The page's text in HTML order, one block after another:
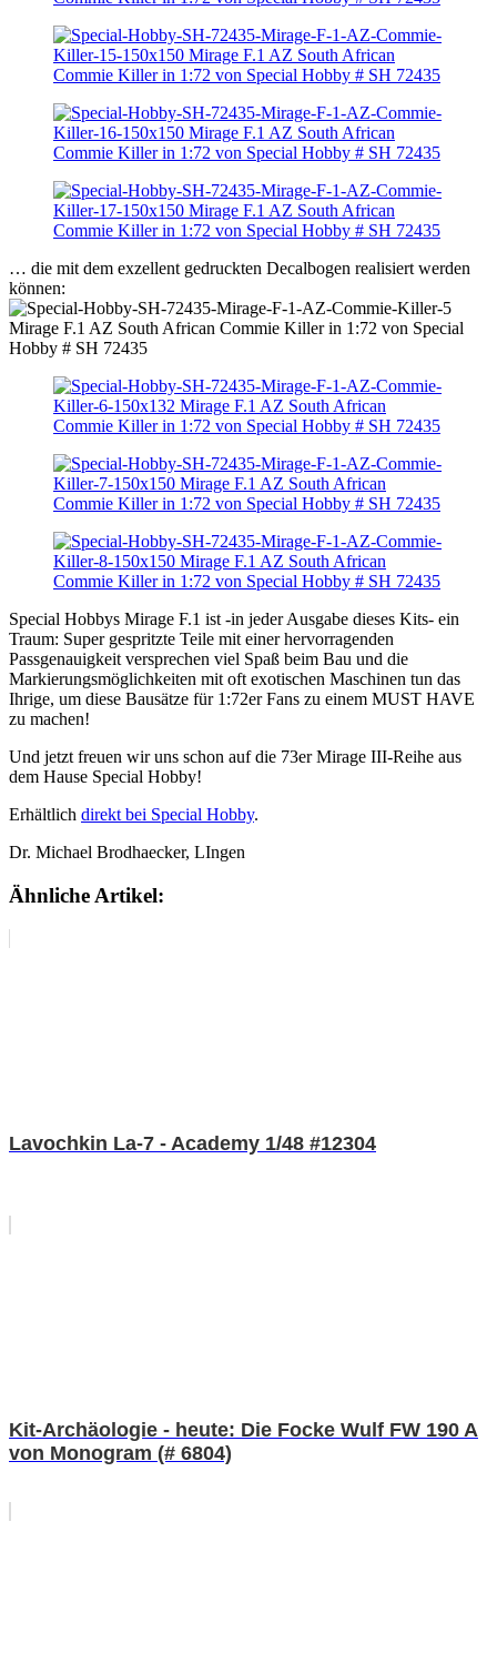
… die mit dem exzellent gedruckten Decalbogen realisiert werden
können:
Special Hobbys Mirage F.1 ist -in jeder Ausgabe dieses Kits- ein
Traum: Super gespritzte Teile mit einer hervorragenden
Passgenauigkeit versprechen viel Spaß beim Bau und die
Markierungsmöglichkeiten mit oft exotischen Maschinen tun das
Ihrige, um diese Bausätze für 1:72er Fans zu einem MUST HAVE
zu machen!
Und jetzt freuen wir uns schon auf die 73er Mirage III-Reihe aus
dem Hause Special Hobby!
Erhältlich direkt bei Special Hobby.
Dr. Michael Brodhaecker, LIngen
Ähnliche Artikel:
Lavochkin La-7 - Academy 1/48 #12304
Kit-Archäologie - heute: Die Focke Wulf FW 190 A
von Monogram (# 6804)